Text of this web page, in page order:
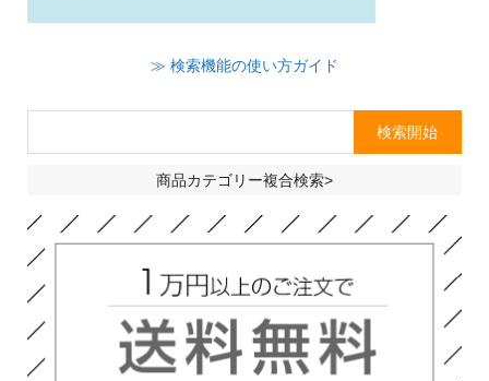
≫ 検索機能の使い方ガイド
商品カテゴリー複合検索>